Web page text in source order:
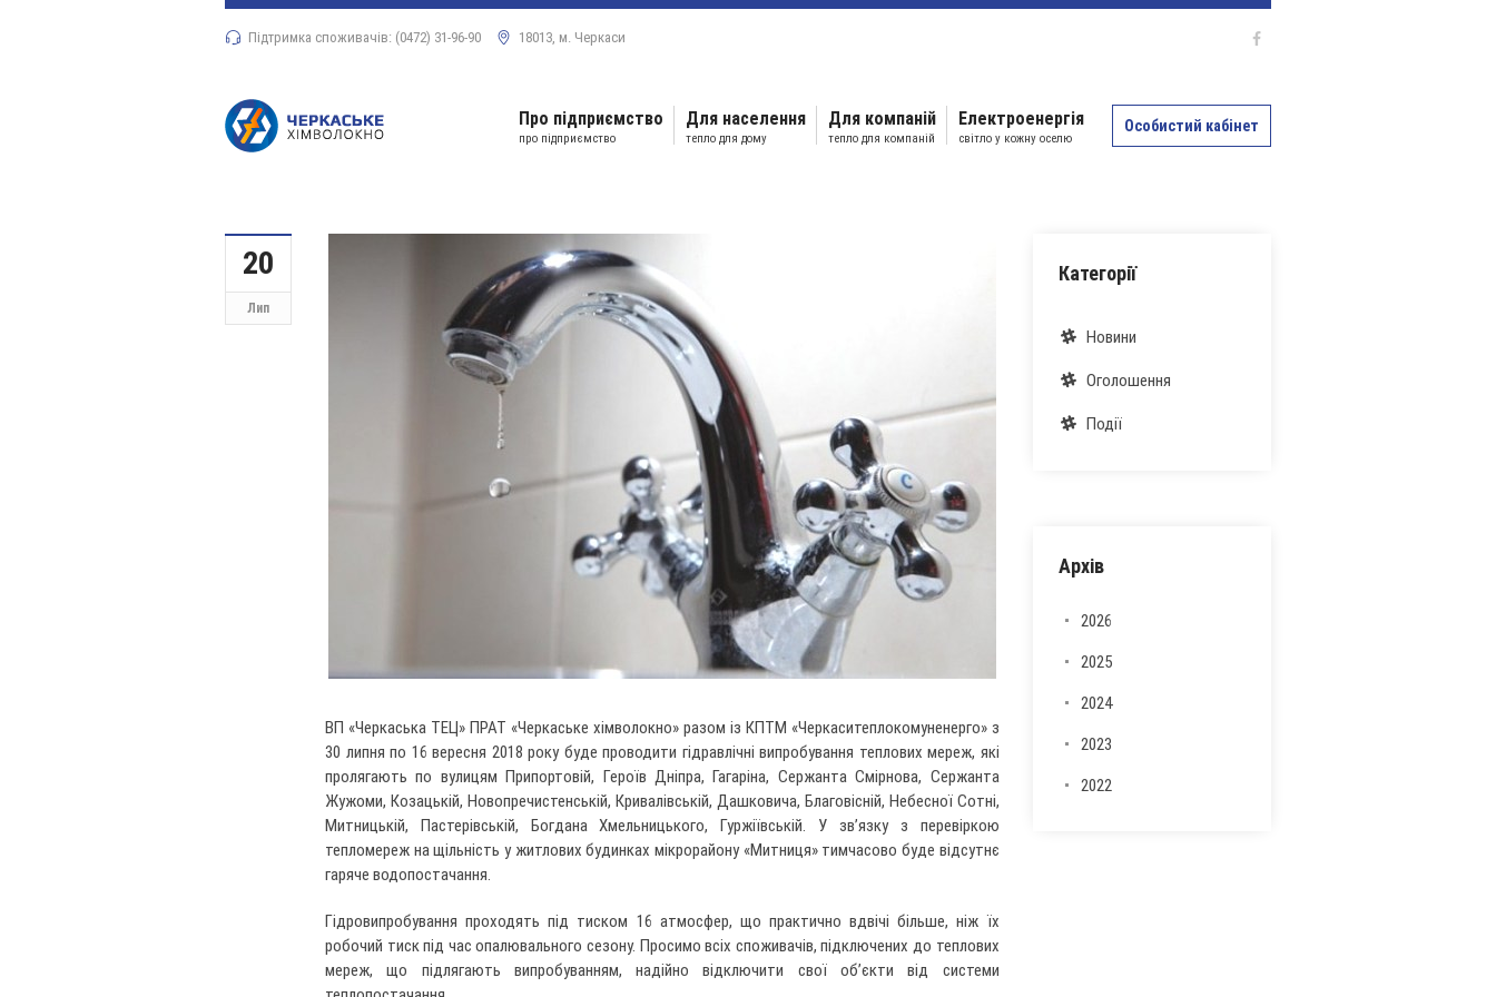
Підтримка споживачів: (0472) 31-96-90 18013, м. Черкаси
Особистий кабінет
Про підприємство
про підприємство
Для населення
тепло для дому
Для компаній
тепло для компаній
Електроенергія
світло у кожну оселю
20
Лип
ВП «Черкаська ТЕЦ» ПРАТ «Черкаське хімволокно» разом із КПТМ «Черкаситеплокомуненерго» з
30 липня по 16 вересня 2018 року буде проводити гідравлічні випробування теплових мереж, які
пролягають по вулицям Припортовій, Героїв Дніпра, Гагаріна, Сержанта Смірнова, Сержанта
Жужоми, Козацькій, Новопречистенській, Кривалівській, Дашковича, Благовісній, Небесної Сотні,
Митницькій, Пастерівській, Богдана Хмельницького, Гуржіївській. У зв’язку з перевіркою
тепломереж на щільність у житлових будинках мікрорайону «Митниця» тимчасово буде відсутнє
гаряче водопостачання.
Гідровипробування проходять під тиском 16 атмосфер, що практично вдвічі більше, ніж їх
робочий тиск під час опалювального сезону. Просимо всіх споживачів, підключених до теплових
мереж, що підлягають випробуванням, надійно відключити свої об’єкти від системи
Категорії
Новини
Оголошення
Події
Архів
2026
2025
2024
2023
2022